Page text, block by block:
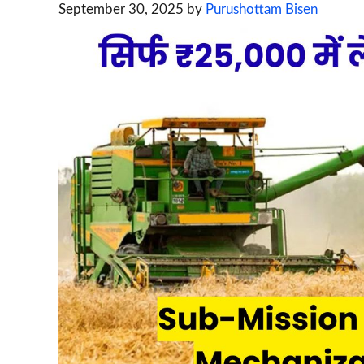
September 30, 2025 by Purushottam Bisen